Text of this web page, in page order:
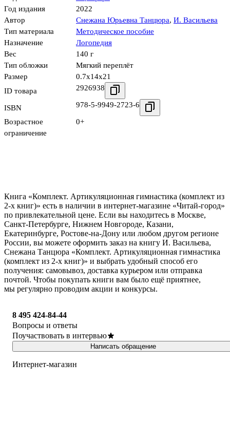
Год издания
2022
Автор
Снежана Юрьевна Танцюра, И. Васильева
Тип материала
Методическое пособие
Назначение
Логопедия
Вес
140 г
Тип обложки
Мягкий переплёт
Размер
0.7x14x21
ID товара
2926938
ISBN 978-5-9949-2723-6
Возрастное
ограничение
0+
Книга «Комплект. Артикуляционная гимнастика (комплект из
2-х книг)» есть в наличии в интернет-магазине «Читай-город»
по привлекательной цене. Если вы находитесь в Москве,
Санкт-Петербурге, Нижнем Новгороде, Казани,
Екатеринбурге, Ростове-на-Дону или любом другом регионе
России, вы можете оформить заказ на книгу И. Васильева,
Снежана Танцюра «Комплект. Артикуляционная гимнастика
(комплект из 2-х книг)» и выбрать удобный способ его
получения: самовывоз, доставка курьером или отправка
почтой. Чтобы покупать книги вам было ещё приятнее,
мы регулярно проводим акции и конкурсы.
8 495 424-84-44
Вопросы и ответы
Поучаствовать в интервью
Написать обращение
Интернет-магазин